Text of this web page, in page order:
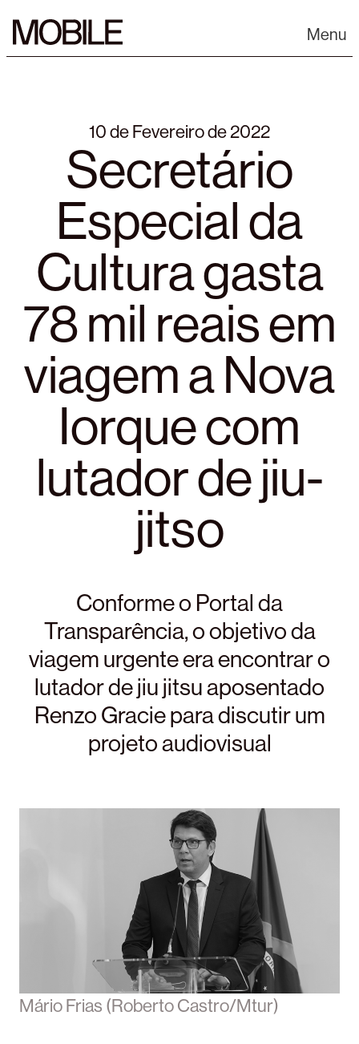
content
Menu
10 de Fevereiro de 2022
Secretário
Especial da
Cultura gasta
78 mil reais em
viagem a Nova
Iorque com
lutador de jiu-
jitso
Conforme o Portal da
Transparência, o objetivo da
viagem urgente era encontrar o
lutador de jiu jitsu aposentado
Renzo Gracie para discutir um
projeto audiovisual
Mário Frias (Roberto Castro/Mtur)